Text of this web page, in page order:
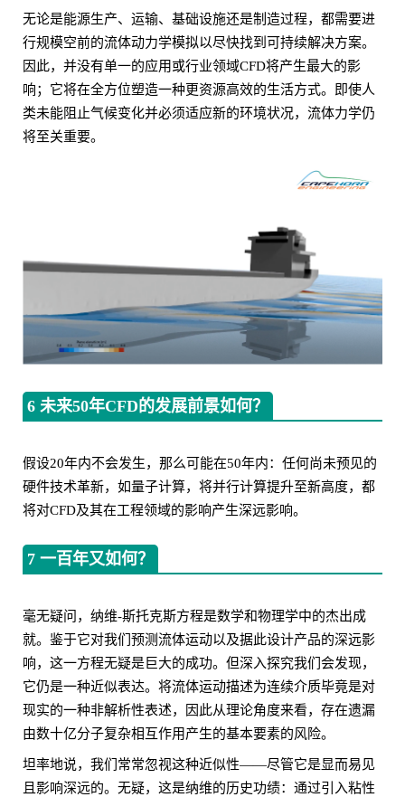
无论是能源生产、运输、基础设施还是制造过程，都需要进
行规模空前的流体动力学模拟以尽快找到可持续解决方案。
因此，并没有单一的应用或行业领域CFD将产生最大的影
响；它将在全方位塑造一种更资源高效的生活方式。即使人
类未能阻止气候变化并必须适应新的环境状况，流体力学仍
将至关重要。
6 未来50年CFD的发展前景如何？
假设20年内不会发生，那么可能在50年内：任何尚未预见的
硬件技术革新，如量子计算，将并行计算提升至新高度，都
将对CFD及其在工程领域的影响产生深远影响。
7 一百年又如何？
毫无疑问，纳维-斯托克斯方程是数学和物理学中的杰出成
就。鉴于它对我们预测流体运动以及据此设计产品的深远影
响，这一方程无疑是巨大的成功。但深入探究我们会发现，
它仍是一种近似表达。将流体运动描述为连续介质毕竟是对
现实的一种非解析性表述，因此从理论角度来看，存在遗漏
由数十亿分子复杂相互作用产生的基本要素的风险。
坦率地说，我们常常忽视这种近似性——尽管它是显而易见
且影响深远的。无疑，这是纳维的历史功绩：通过引入粘性